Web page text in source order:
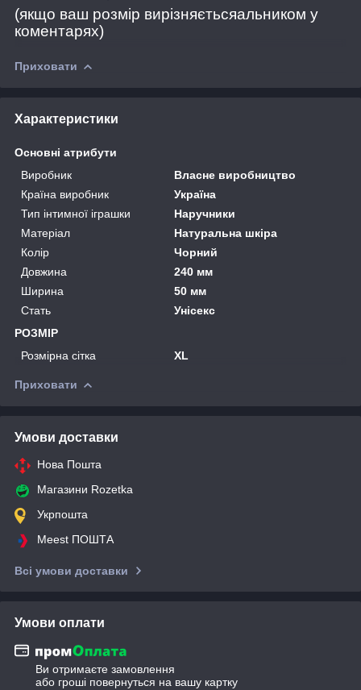
(якщо ваш розмір вирізняєтьсяальником у
коментарях)
Приховати
Характеристики
Основні атрибути
Виробник
Власне виробництво
Країна виробник
Україна
Тип інтимної іграшки
Наручники
Матеріал
Натуральна шкіра
Колір
Чорний
Довжина
240 мм
Ширина
50 мм
Стать
Унісекс
РОЗМІР
Розмірна сітка
ХL
Приховати
Умови доставки
Нова Пошта
Магазини Rozetka
Укрпошта
Meest ПОШТА
Всі умови доставки
Умови оплати
Ви отримаєте замовлення
або гроші повернуться на вашу картку